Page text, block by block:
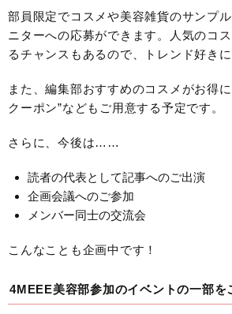
部員限定でコスメや美容雑貨のサンプ
ニターへの応募ができます。人気のコ
るチャンスもあるので、トレンド好き
また、編集部おすすめのコスメがお得
クーポン”などもご用意する予定です。
さらに、今後は……
読者の代表として記事へのご出演
企画会議へのご参加
メンバー同士の交流会
こんなことも企画中です！
4MEEE美容部参加のイベントの一部を